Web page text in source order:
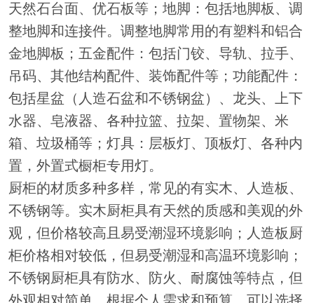
天然石台面、优石板等；地脚：包括地脚板、调
整地脚和连接件。调整地脚常用的有塑料和铝合
金地脚板；五金配件：包括门铰、导轨、拉手、
吊码、其他结构配件、装饰配件等；功能配件：
包括星盆（人造石盆和不锈钢盆）、龙头、上下
水器、皂液器、各种拉篮、拉架、置物架、米
箱、垃圾桶等；灯具：层板灯、顶板灯、各种内
置，外置式橱柜专用灯。
厨柜的材质多种多样，常见的有实木、人造板、
不锈钢等。实木厨柜具有天然的质感和美观的外
观，但价格较高且易受潮湿环境影响；人造板厨
柜价格相对较低，但易受潮湿和高温环境影响；
不锈钢厨柜具有防水、防火、耐腐蚀等特点，但